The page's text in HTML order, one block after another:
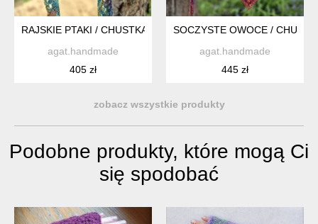
RAJSKIE PTAKI / CHUSTKA Z BAWEŁNY
agat.handmade
405 zł
SOCZYSTE OWOCE /
agat.handmade
445 zł
zobacz wszystkie produkty
Podobne produkty, które mogą Ci
się spodobać